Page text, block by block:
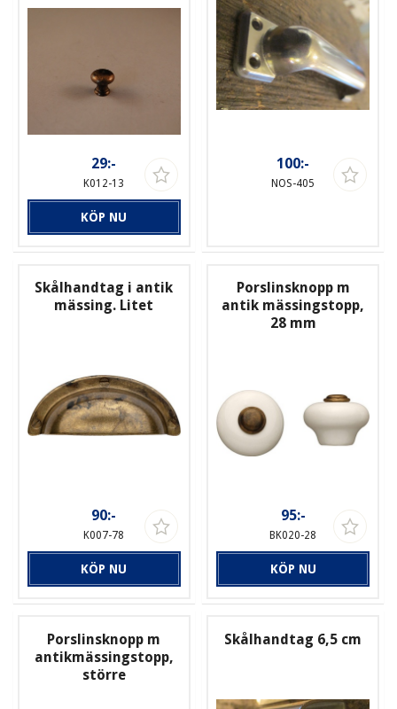
29:-
K012-13
KÖP NU
100:-
NOS-405
Skålhandtag i antik
mässing. Litet
90:-
K007-78
KÖP NU
Porslinsknopp m
antik mässingstopp,
28 mm
95:-
BK020-28
KÖP NU
Porslinsknopp m
antikmässingstopp,
större
Skålhandtag 6,5 cm